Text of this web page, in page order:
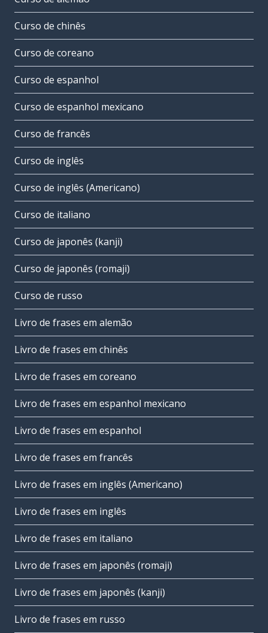
Curso de chinês
Curso de coreano
Curso de espanhol
Curso de espanhol mexicano
Curso de francês
Curso de inglês
Curso de inglês (Americano)
Curso de italiano
Curso de japonês (kanji)
Curso de japonês (romaji)
Curso de russo
Livro de frases em alemão
Livro de frases em chinês
Livro de frases em coreano
Livro de frases em espanhol mexicano
Livro de frases em espanhol
Livro de frases em francês
Livro de frases em inglês (Americano)
Livro de frases em inglês
Livro de frases em italiano
Livro de frases em japonês (romaji)
Livro de frases em japonês (kanji)
Livro de frases em russo